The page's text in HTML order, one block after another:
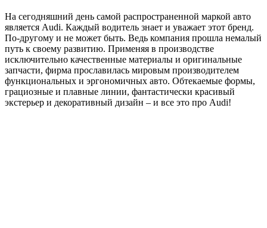
На сегодняшний день самой распространенной маркой авто
является Audi. Каждый водитель знает и уважает этот бренд.
По-другому и не может быть. Ведь компания прошла немалый
путь к своему развитию. Применяя в производстве
исключительно качественные материалы и оригинальные
запчасти, фирма прославилась мировым производителем
функциональных и эргономичных авто. Обтекаемые формы,
грациозные и плавные линии, фантастически красивый
экстерьер и декоративный дизайн – и все это про Audi!